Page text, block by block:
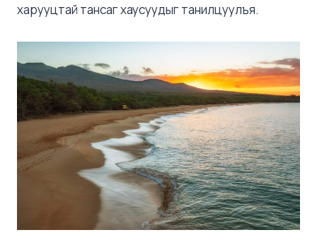
харууцтай тансаг хаусуудыг танилцуулъя.